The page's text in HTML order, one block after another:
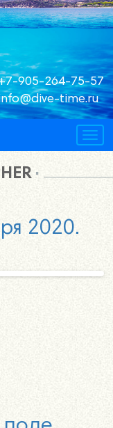
905-264-75-57
time.ru
2020.